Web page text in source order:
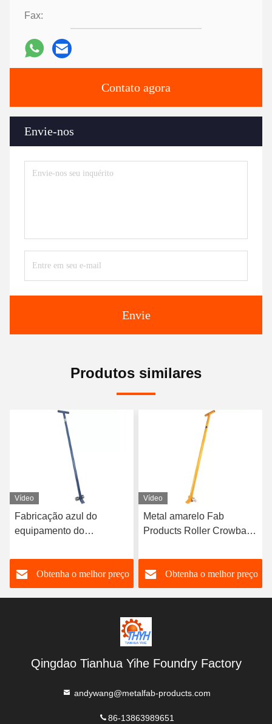
Fax:
Contato agora
Envie-nos
Envie
Produtos similares
Vídeo
Fabricação azul do
equipamento do
barra do corvo do rolo do
OEM 5000kg
Obtenha o melhor preço
Vídeo
Metal amarelo Fab
Products Roller Crowbar
1500kg
Obtenha o melhor preço
Qingdao Tianhua Yihe Foundry Factory
andywang@metalfab-products.com
86-13863989651